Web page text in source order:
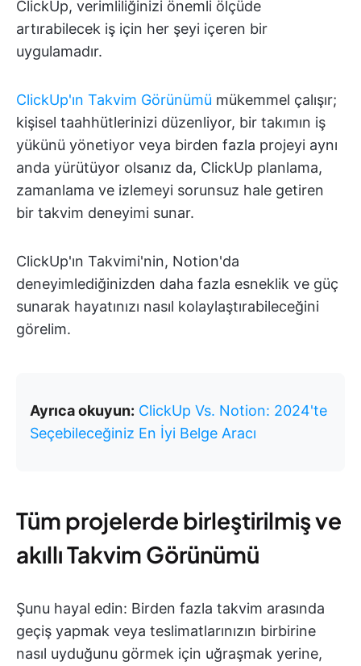
ClickUp, verimliliğinizi önemli ölçüde
artırabilecek iş için her şeyi içeren bir
uygulamadır.
ClickUp'ın Takvim Görünümü mükemmel çalışır;
kişisel taahhütlerinizi düzenliyor, bir takımın iş
yükünü yönetiyor veya birden fazla projeyi aynı
anda yürütüyor olsanız da, ClickUp planlama,
zamanlama ve izlemeyi sorunsuz hale getiren
bir takvim deneyimi sunar.
ClickUp'ın Takvimi'nin, Notion'da
deneyimlediğinizden daha fazla esneklik ve güç
sunarak hayatınızı nasıl kolaylaştırabileceğini
görelim.
Ayrıca okuyun: ClickUp Vs. Notion: 2024'te
Seçebileceğiniz En İyi Belge Aracı
Tüm projelerde birleştirilmiş ve
akıllı Takvim Görünümü
Şunu hayal edin: Birden fazla takvim arasında
geçiş yapmak veya teslimatlarınızın birbirine
nasıl uyduğunu görmek için uğraşmak yerine,